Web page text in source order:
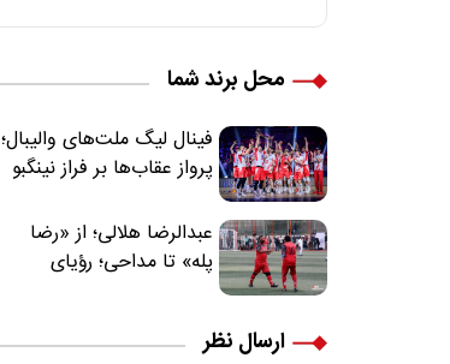
محل برند شما
فینال لیگ ملت‌های والیبال؛
پرواز عقاب‌ها بر فراز نینگبو
عبدالرضا هلالی؛ از «رضا
پله» تا مداحی؛ رؤیای
ارسال نظر